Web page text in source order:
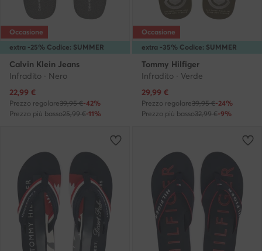
extra -25% Codice: SUMMER
Occasione
Calvin Klein Jeans
Infradito · Nero
Prezzo attuale
22,99 €
Prezzo regolare39,95 €-42%
Prezzo più basso25,99 €-11%
extra -35% Codice: SUMMER
Occasione
Tommy Hilfiger
Infradito · Verde
Prezzo attuale
29,99 €
Prezzo regolare39,95 €-24%
Prezzo più basso32,99 €-9%